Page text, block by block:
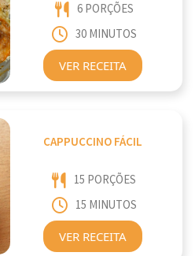
6 PORÇÕES
30 MINUTOS
VER RECEITA
CAPPUCCINO FÁCIL
15 PORÇÕES
15 MINUTOS
VER RECEITA